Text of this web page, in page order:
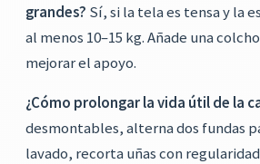
grandes? Sí, si la tela es tensa y la
al menos 10–15 kg. Añade una
mejorar el apoyo.
¿Cómo prolongar la vida útil de la
desmontables, alterna dos fundas
lavado, recorta uñas con